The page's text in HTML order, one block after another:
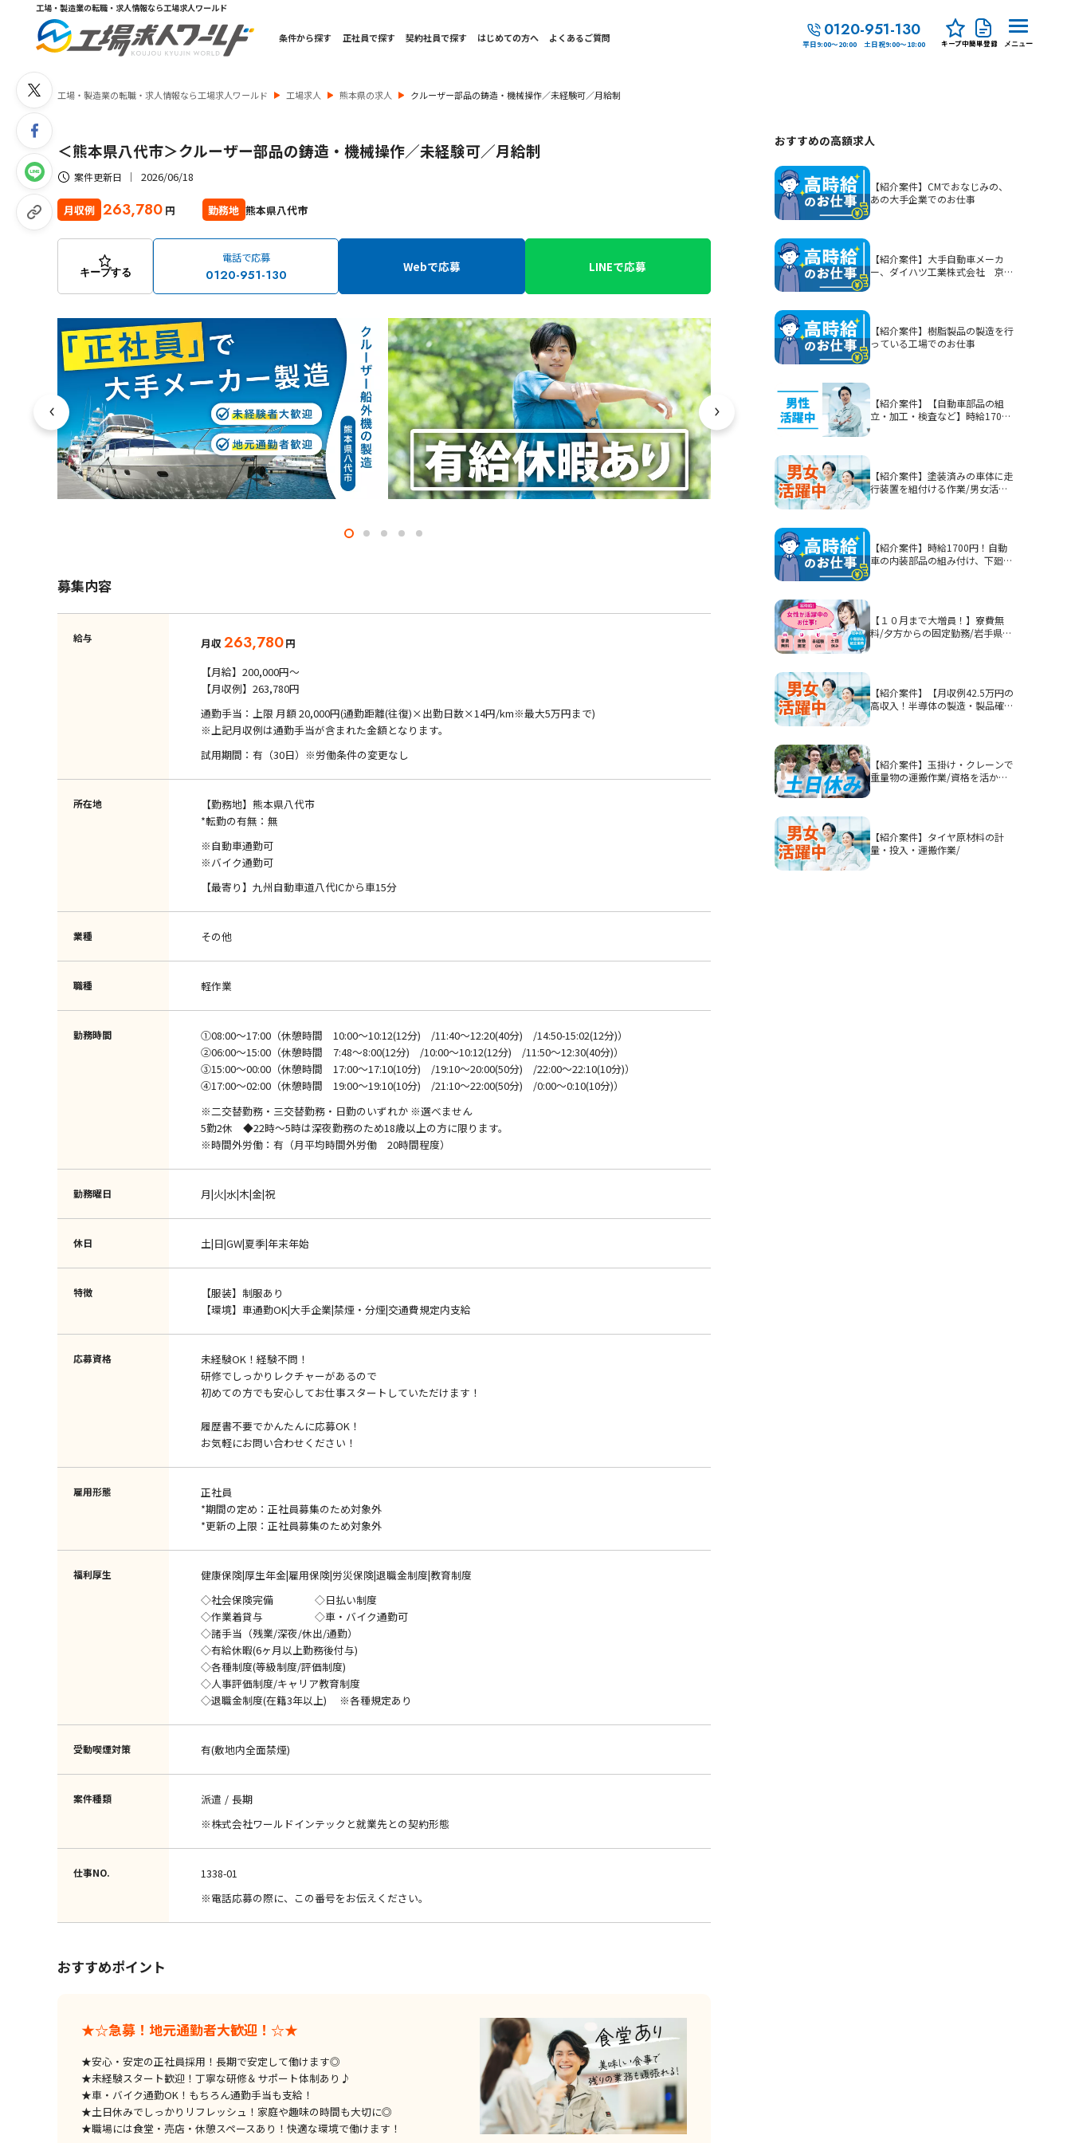
工場・製造業の転職・求人情報なら工場求人ワールド
条件から探す 正社員で探す 契約社員で探す はじめての方へ よくあるご質問 0120-951-130
平日9:00～20:00 土日祝9:00～18:00 キープ中簡単登録 メニュー
工場・製造業の転職・求人情報なら工場求人ワールド 工場求人 熊本県の求人 クルーザー部品の鋳造・機械操作／未経験可／月給制
＜熊本県八代市＞クルーザー部品の鋳造・機械操作／未経験可／月給制
案件更新日 2026/06/18
月収例 263,780 円 勤務地 熊本県八代市
キープする
電話で応募
0120-951-130 Webで応募 LINEで応募
募集内容
給与 月収 263,780円
【月給】200,000円～
【月収例】263,780円
通勤手当：上限 月額 20,000円(通勤距離(往復)×出勤日数×14円/km※最大5万円まで)
※上記月収例は通勤手当が含まれた金額となります。
試用期間：有（30日）※労働条件の変更なし
所在地
【勤務地】熊本県八代市
*転勤の有無：無
※自動車通勤可
※バイク通勤可
【最寄り】九州自動車道八代ICから車15分
業種 その他
職種 軽作業
勤務時間
①08:00～17:00（休憩時間 10:00～10:12(12分) /11:40～12:20(40分) /14:50-15:02(12分)）
②06:00～15:00（休憩時間 7:48～8:00(12分) /10:00～10:12(12分) /11:50～12:30(40分)）
③15:00～00:00（休憩時間 17:00～17:10(10分) /19:10～20:00(50分) /22:00～22:10(10分)）
④17:00～02:00（休憩時間 19:00～19:10(10分) /21:10～22:00(50分) /0:00～0:10(10分)）
※二交替勤務・三交替勤務・日勤のいずれか ※選べません
5勤2休 ◆22時～5時は深夜勤務のため18歳以上の方に限ります。
※時間外労働：有（月平均時間外労働 20時間程度）
勤務曜日 月|火|水|木|金|祝
休日 土|日|GW|夏季|年末年始
特徴
【服装】制服あり
【環境】車通勤OK|大手企業|禁煙・分煙|交通費規定内支給
応募資格
未経験OK！経験不問！
研修でしっかりレクチャーがあるので
初めての方でも安心してお仕事スタートしていただけます！
履歴書不要でかんたんに応募OK！
お気軽にお問い合わせください！
雇用形態
正社員
*期間の定め：正社員募集のため対象外
*更新の上限：正社員募集のため対象外
福利厚生
健康保険|厚生年金|雇用保険|労災保険|退職金制度|教育制度
◇社会保険完備 ◇日払い制度
◇作業着貸与 ◇車・バイク通勤可
◇諸手当（残業/深夜/休出/通勤）
◇有給休暇(6ヶ月以上勤務後付与)
◇各種制度(等級制度/評価制度)
◇人事評価制度/キャリア教育制度
◇退職金制度(在籍3年以上) ※各種規定あり
受動喫煙対策 有(敷地内全面禁煙)
案件種類 派遣
長期
※株式会社ワールドインテックと就業先との契約形態
仕事NO.
1338-01
※電話応募の際に、この番号をお伝えください。
おすすめポイント
★☆急募！地元通勤者大歓迎！☆★
★安心・安定の正社員採用！長期で安定して働けます◎
★未経験スタート歓迎！丁寧な研修＆サポート体制あり♪
★車・バイク通勤OK！もちろん通勤手当も支給！
★土日休みでしっかりリフレッシュ！家庭や趣味の時間も大切に◎
★職場には食堂・売店・休憩スペースあり！快適な環境で働けます！
おすすめの高額求人
【紹介案件】CMでおなじみの、
あの大手企業でのお仕事
【紹介案件】大手自動車メーカ
ー、ダイハツ工業株式会社 京都
【紹介案件】樹脂製品の製造を行
っている工場でのお仕事
【紹介案件】【自動車部品の組
立・加工・検査など】時給1700
【紹介案件】塗装済みの車体に走
行装置を組付ける作業/男女活躍
【紹介案件】時給1700円！自動
車の内装部品の組み付け、下廻り
【１０月まで大増員！】寮費無
料/夕方からの固定勤務/岩手県釜
【紹介案件】【月収例42.5万円の
高収入！半導体の製造・製品確
躍【紹介案件】玉掛け・クレーンで
重量物の運搬作業/資格を活かし
【紹介案件】タイヤ原材料の計
量・投入・運搬作業/